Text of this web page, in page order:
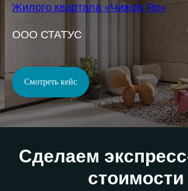
Жилого квартала «Чижов Яр»
OOO СТАТУС
Смотреть кейс
Сделаем
стоимости